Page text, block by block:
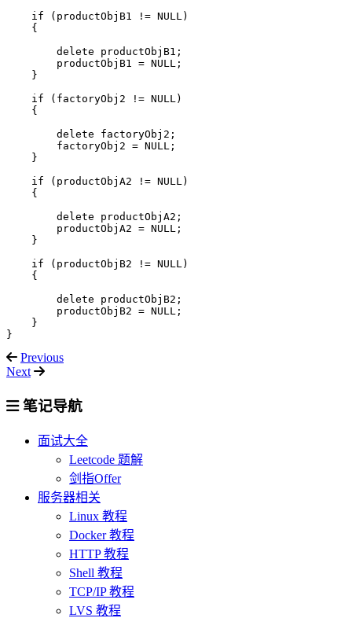
    if (productObjB1 != NULL)
    {
        delete productObjB1;
        productObjB1 = NULL;
    }
    if (factoryObj2 != NULL)
    {
        delete factoryObj2;
        factoryObj2 = NULL;
    }
    if (productObjA2 != NULL)
    {
        delete productObjA2;
        productObjA2 = NULL;
    }
    if (productObjB2 != NULL)
    {
        delete productObjB2;
        productObjB2 = NULL;
    }
}
Previous
Next
笔记导航
面试大全
Leetcode 题解
剑指Offer
服务器相关
Linux 教程
Docker 教程
HTTP 教程
Shell 教程
TCP/IP 教程
LVS 教程